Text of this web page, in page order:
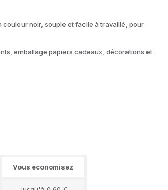
couleur noir, souple et facile à travaillé, pour
emballage papiers cadeaux, décorations et
Vous économisez